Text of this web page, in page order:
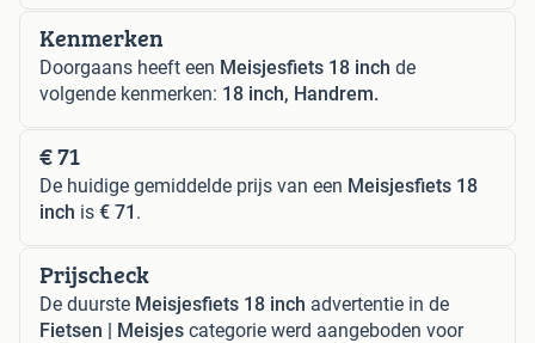
Kenmerken
Doorgaans heeft een Meisjesfiets 18 inch de
volgende kenmerken: 18 inch, Handrem.
€ 71
De huidige gemiddelde prijs van een Meisjesfiets 18
inch is € 71 .
Prijscheck
De duurste Meisjesfiets 18 inch advertentie in de
Fietsen | Meisjes categorie werd aangeboden voor